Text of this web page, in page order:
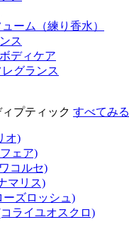
ーム（練り香水）
ス
ディケア
グランス
プティック すべてみる
オ)
ェア)
コルセ)
マリス)
ーズロッシュ)
コライユオスクロ)